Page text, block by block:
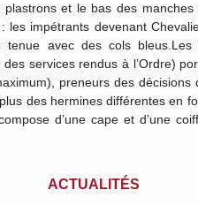
et le bas des
les impétrants devenant
avec des cols bleus.Les
services rendus à l’Ordre)
preneurs des décisions
des hermines différentes en
d’une cape et d’une
ACTUALITÉS